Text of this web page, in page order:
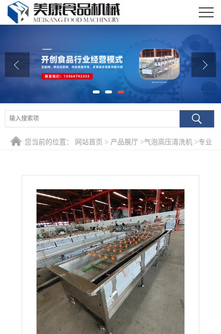
公司介绍
公司动态
产品展厅
联系我们
您当前的位置： 网站首页 > 产品展厅 >气泡高压清洗机 >专业